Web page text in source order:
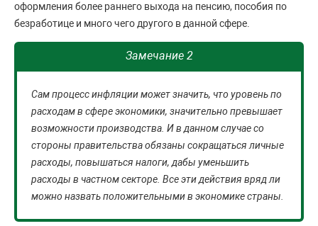
оформления более раннего выхода на пенсию, пособия по
безработице и много чего другого в данной сфере.
Замечание 2
Сам процесс инфляции может значить, что уровень по
расходам в сфере экономики, значительно превышает
возможности производства. И в данном случае со
стороны правительства обязаны сокращаться личные
расходы, повышаться налоги, дабы уменьшить
расходы в частном секторе. Все эти действия вряд ли
можно назвать положительными в экономике страны.